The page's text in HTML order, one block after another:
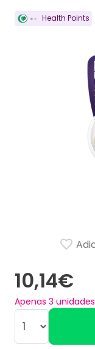
Health Points
10,14€
Apenas 3